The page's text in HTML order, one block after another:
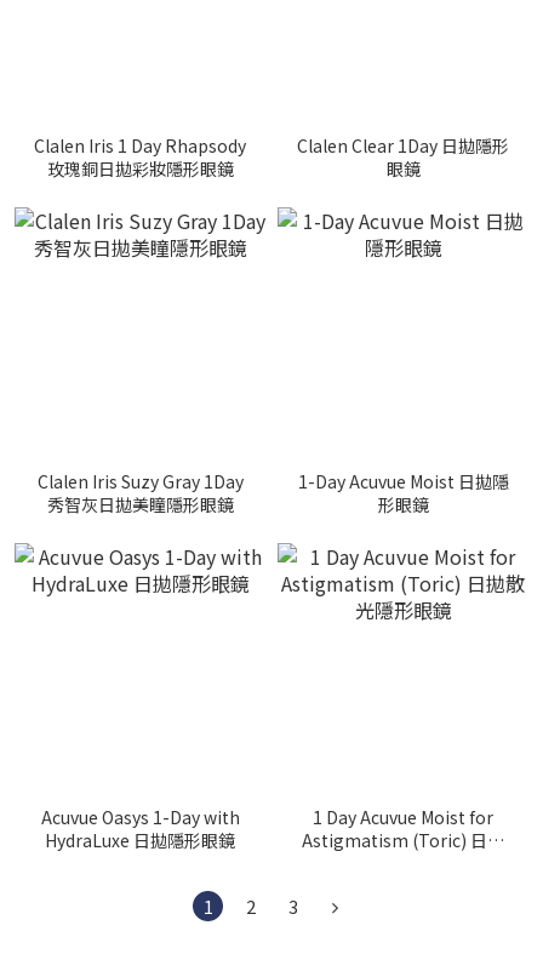
Clalen Iris 1 Day Rhapsody
玫瑰銅日拋彩妝隱形眼鏡
Clalen Clear 1Day 日拋隱形
眼鏡
Clalen Iris Suzy Gray 1Day
秀智灰日拋美瞳隱形眼鏡
1-Day Acuvue Moist 日拋隱
形眼鏡
Acuvue Oasys 1-Day with
HydraLuxe 日拋隱形眼鏡
1 Day Acuvue Moist for
Astigmatism (Toric) 日拋
1 2 3